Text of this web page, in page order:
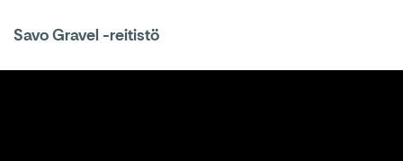
Savo Gravel -reitistö